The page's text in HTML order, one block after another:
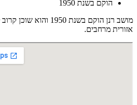
הוקם בשנת 1950
מושב רנן הוקם בשנת
אזורית מרחבים.